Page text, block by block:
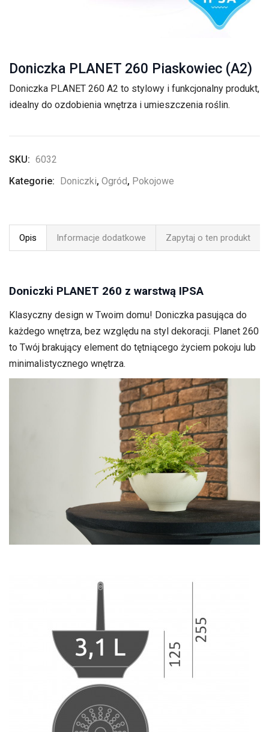
Doniczka PLANET 260 Piaskowiec (A2)
Doniczka PLANET 260 A2 to stylowy i funkcjonalny produkt,
idealny do ozdobienia wnętrza i umieszczenia roślin.
SKU: 6032
Kategorie:
Doniczki, Ogród, Pokojowe
Opis Informacje dodatkowe Zapytaj o ten produkt
Doniczki PLANET 260 z warstwą IPSA
Klasyczny design w Twoim domu! Doniczka pasująca do
każdego wnętrza, bez względu na styl dekoracji. Planet 260
to Twój brakujący element do tętniącego życiem pokoju lub
minimalistycznego wnętrza.